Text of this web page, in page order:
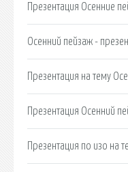
Презентация Осенние
Осенний пейзаж -
Презентация на тему
Презентация Осенний
Презентация по изо на